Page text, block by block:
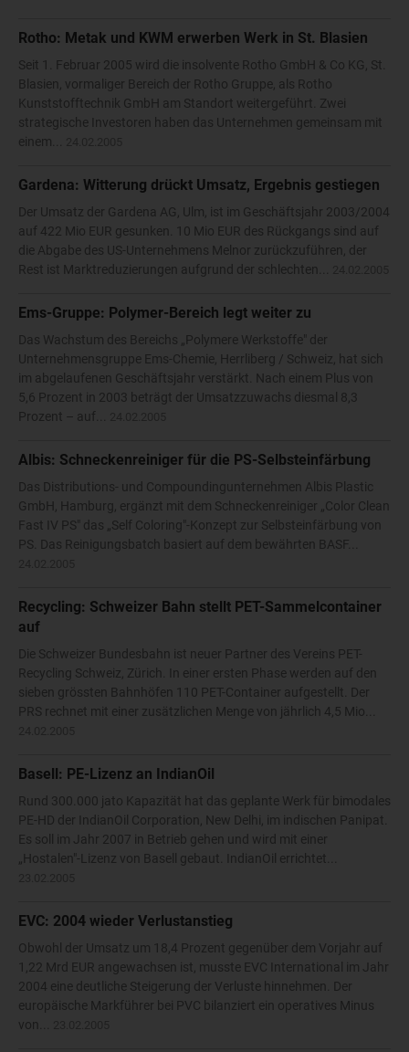
Rotho: Metak und KWM erwerben Werk in St. Blasien
Seit 1. Februar 2005 wird die insolvente Rotho GmbH & Co KG, St.
Blasien, vormaliger Bereich der Rotho Gruppe, als Rotho
Kunststofftechnik GmbH am Standort weitergeführt. Zwei
strategische Investoren haben das Unternehmen gemeinsam mit
einem...
Gardena: Witterung drückt Umsatz, Ergebnis gestiegen
Der Umsatz der Gardena AG, Ulm, ist im Geschäftsjahr 2003/2004
auf 422 Mio EUR gesunken. 10 Mio EUR des Rückgangs sind auf
die Abgabe des US-Unternehmens Melnor zurückzuführen, der
Rest ist Marktreduzierungen aufgrund der schlechten...
Ems-Gruppe: Polymer-Bereich legt weiter zu
Das Wachstum des Bereichs „Polymere Werkstoffe" der
Unternehmensgruppe Ems-Chemie, Herrliberg / Schweiz, hat sich
im abgelaufenen Geschäftsjahr verstärkt. Nach einem Plus von
5,6 Prozent in 2003 beträgt der Umsatzzuwachs diesmal 8,3
Prozent – auf...
Albis: Schneckenreiniger für die PS-Selbsteinfärbung
Das Distributions- und Compoundingunternehmen Albis Plastic
GmbH, Hamburg, ergänzt mit dem Schneckenreiniger „Color Clean
Fast IV PS" das „Self Coloring"-Konzept zur Selbsteinfärbung von
PS. Das Reinigungsbatch basiert auf dem bewährten BASF...
Recycling: Schweizer Bahn stellt PET-Sammelcontainer
auf
Die Schweizer Bundesbahn ist neuer Partner des Vereins PET-
Recycling Schweiz, Zürich. In einer ersten Phase werden auf den
sieben grössten Bahnhöfen 110 PET-Container aufgestellt. Der
PRS rechnet mit einer zusätzlichen Menge von jährlich 4,5 Mio...
Basell: PE-Lizenz an IndianOil
Rund 300.000 jato Kapazität hat das geplante Werk für bimodales
PE-HD der IndianOil Corporation, New Delhi, im indischen Panipat.
Es soll im Jahr 2007 in Betrieb gehen und wird mit einer
„Hostalen"-Lizenz von Basell gebaut. IndianOil errichtet...
EVC: 2004 wieder Verlustanstieg
Obwohl der Umsatz um 18,4 Prozent gegenüber dem Vorjahr auf
1,22 Mrd EUR angewachsen ist, musste EVC International im Jahr
2004 eine deutliche Steigerung der Verluste hinnehmen. Der
europäische Markführer bei PVC bilanziert ein operatives Minus
von...